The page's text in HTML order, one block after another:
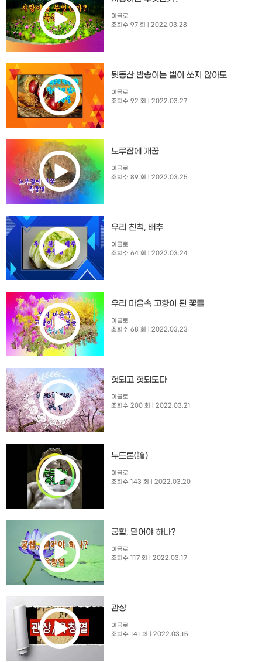
이금로
조회수 97 회
| 2022.03.28
뒷동산 밤송이는 벌이 쏘지 않아도
이금로
조회수 92 회
| 2022.03.27
노루잠에 개꿈
이금로
조회수 89 회
| 2022.03.25
우리 친척, 배추
이금로
조회수 64 회
| 2022.03.24
우리 마음속 고향이 된 꽃들
이금로
조회수 68 회
| 2022.03.23
헛되고 헛되도다
이금로
조회수 200 회
| 2022.03.21
누드론(論)
이금로
조회수 143 회
| 2022.03.20
궁합, 믿어야 하나?
이금로
조회수 117 회
| 2022.03.17
관상
이금로
조회수 141 회
| 2022.03.15